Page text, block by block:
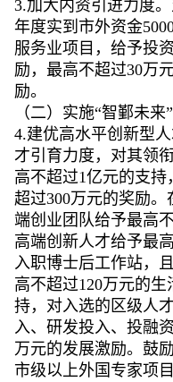
3.加大内资引进力度
年度实到市外资金
服务业项目，给予投
励，最高不超过30万
励。
（二）实施“智鄞未来
4.建优高水平创新型
才引育力度，对其领
高不超过1亿元的支
超过300万元的奖励
端创业团队给予最高
高端创新人才给予最
入职博士后工作站，
高不超过120万元的
持，对入选的区级人
入、研发投入、投融
万元的发展激励。鼓
市级以上外国专家项